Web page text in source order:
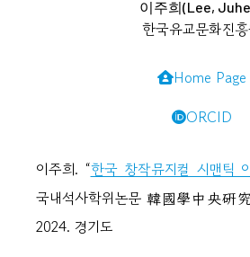
이주희(Lee,
한국유교문화진
Home Page
ORCID
이주희. “한국 창작뮤지컬 시맨틱
국내석사학위논문 韓國學中央硏
2024. 경기도